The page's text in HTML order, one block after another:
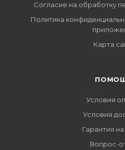
Согласие на обработку
Политика
Карта
Условия
Условия
Гарантия
Вопрос-